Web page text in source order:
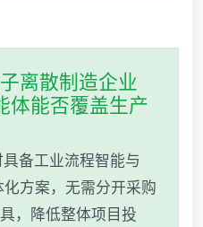
离散制造企业
体能否覆盖生产
备工业流程智能与
方案，无需分开采购
，降低整体项目投